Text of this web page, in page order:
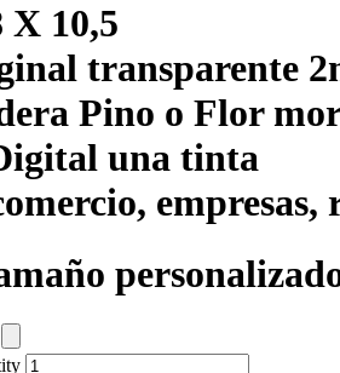
X 10,5
transparente
Pino o Flor
una tinta
empresas,